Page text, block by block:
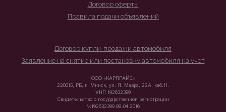
Договор оферты
Правила подачи объявлений
Договор купли-продажи автомобиля
Заявление на снятие или постановку автомобиля на учёт
ООО «КАРПРАЙС»
220015, РБ, г. Минск, ул. Я. Мавра, 22А, каб.11.
УНП 192632399
Свидетельство о государственной регистрации
№192632399 08.04.2016